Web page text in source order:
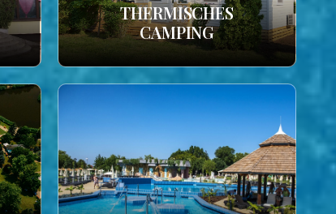
THERMISCHES
CAMPING